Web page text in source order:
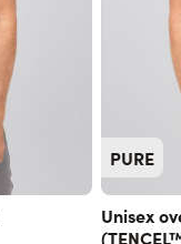
PURE
Unisex